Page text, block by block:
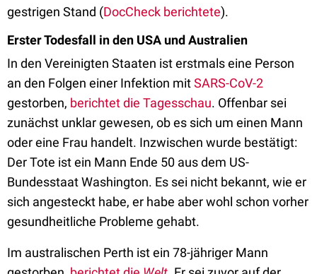
gestrigen Stand (DocCheck berichtete).
Erster Todesfall in den USA und Australien
In den Vereinigten Staaten ist erstmals eine Person
an den Folgen einer Infektion mitSARS-CoV-2
gestorben, berichtet die Tagesschau. Offenbar sei
zunächst unklar gewesen, ob es sich um einen Mann
oder eine Frau handelt. Inzwischen wurde bestätigt:
Der Tote ist ein Mann Ende 50 aus dem US-
Bundesstaat Washington. Es sei nicht bekannt, wie er
sich angesteckt habe, er habe aber wohl schon vorher
gesundheitliche Probleme gehabt.
Im australischen Perth ist ein 78-jähriger Mann